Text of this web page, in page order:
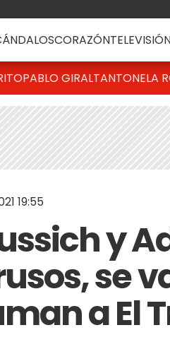
CORAZÓN
PABLO GIRALTANTONELA
19:55
y
se
a El